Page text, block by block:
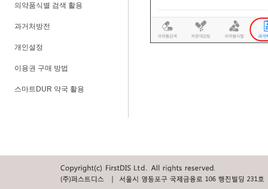
의약품식별 검색 활용
과거처방전
개인설정
이용권 구매 방법
스마트DUR 약국 활용